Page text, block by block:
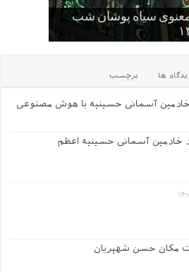
معنوی سیاه پوشان شب
قدیم -۱
های دور
سایت
و جوانان عاشورایی
ها برچسب
آسمانی حسینیه با هوش مصنوعی
خادمین آسمانی حسینیه اعظم
مکان حسن شهپریان